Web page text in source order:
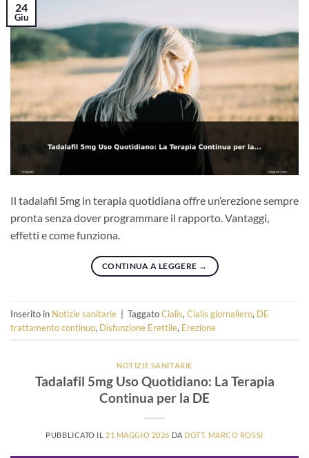
24
Giu
Il tadalafil 5mg in terapia quotidiana offre un’erezione sempre
pronta senza dover programmare il rapporto. Vantaggi,
effetti e come funziona.
CONTINUA A LEGGERE →
Inserito in Notizie sanitarie TaggatoCialis, Cialis giornaliero, DE
trattamento continuo, Disfunzione Erettile, Erezione
NOTIZIE SANITARIE
Tadalafil 5mg Uso Quotidiano: La Terapia
Continua per la DE
PUBBLICATO IL 21 MAGGIO 2026 DA DOTT. MARCO ROSSI